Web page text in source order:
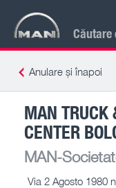
Căutare
Anulare și înapoi
MAN
CENTER
MAN-
Via 2 Agosto 1980